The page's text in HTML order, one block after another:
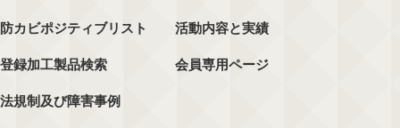
防カビポジティブリスト
登録加工製品検索
法規制及び障害事例
活動内容と実績
会員専用ページ